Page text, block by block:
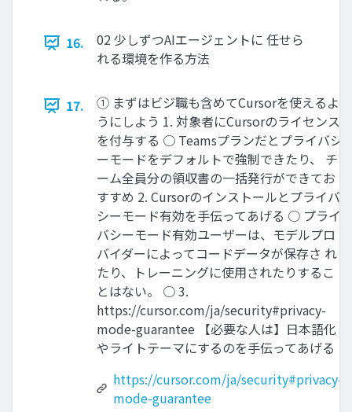
16.
02 少しずつAIエージェントに 任せら
れる環境を作る方法
17.
① まずはビジ職も含めてCursorを使えるよ
うにしよう 1. 対象者にCursorのライセンス
を付与する ○ Teamsプランだとプライバシ
ーモードをデフォルトで強制できたり、 チ
ーム全員分の領収書の一括発行ができてお
すすめ 2. Cursorのインストールとプライバ
シーモード有効を手伝ってあげる ○ プライ
バシーモード有効ユーザーは、モデルプロ
バイダーによってコードデータが保存さ れ
たり、トレーニングに使用されたりするこ
とはない。 ○ 3.
https://cursor.com/ja/security#privacy-
mode-guarantee 【必要な人は】日本語化
やライトテーマにするのを手伝ってあげる
https://cursor.com/ja/security#privacy-
mode-guarantee